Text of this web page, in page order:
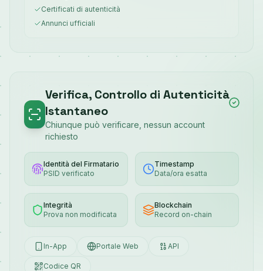
Certificati di autenticità
Annunci ufficiali
Verifica, Controllo di Autenticità
Istantaneo
Chiunque può verificare, nessun account
richiesto
Identità del Firmatario
PSID verificato
Timestamp
Data/ora esatta
Integrità
Prova non modificata
Blockchain
Record on-chain
In-App Portale Web API
Codice QR